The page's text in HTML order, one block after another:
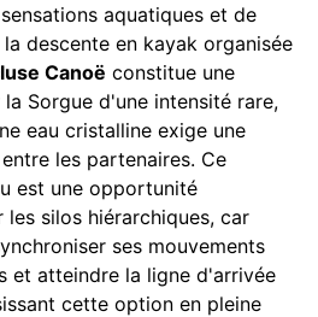
aquatiques et de
descente en kayak organisée
Canoë constitue une
Sorgue d'une intensité rare,
eau cristalline exige une
les partenaires. Ce
est une opportunité
silos hiérarchiques, car
ses mouvements
et atteindre la ligne d'arrivée
cette option en pleine